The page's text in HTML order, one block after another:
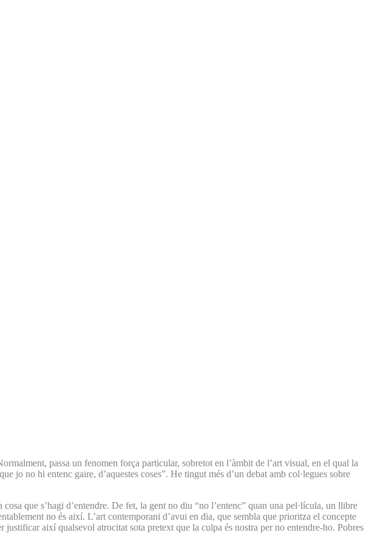
passa un fenomen força particular, sobretot en l’àmbit de l’art visual, en el qual la
jo no hi entenc gaire, d’aquestes coses”. He tingut més d’un debat amb col·legues sobre
que s’hagi d’entendre. De fet, la gent no diu “no l’entenc” quan una pel·lícula, un llibre
no és així. L’art contemporani d’avui en dia, que sembla que prioritza el concepte
així qualsevol atrocitat sota pretext que la culpa és nostra per no entendre-ho. Pobres